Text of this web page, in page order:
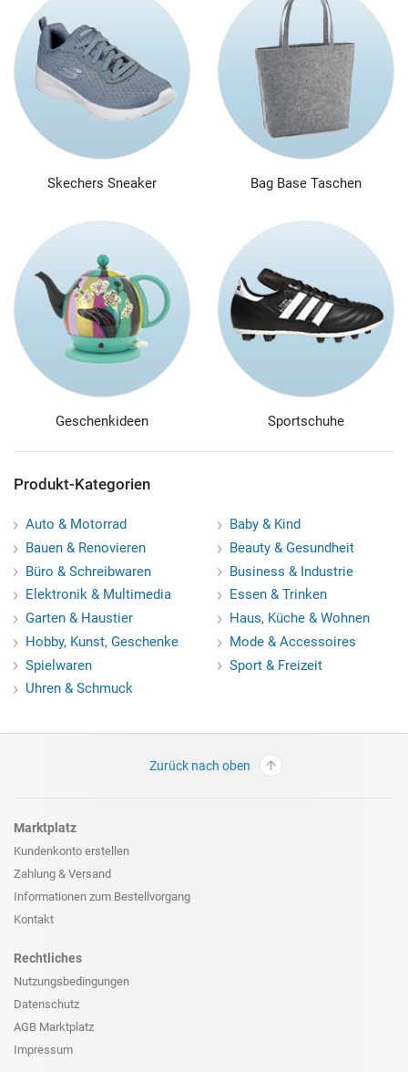
Skechers Sneaker Bag Base Taschen
Geschenkideen Sportschuhe
Produkt-Kategorien
Auto & Motorrad
Baby & Kind
Bauen & Renovieren
Beauty & Gesundheit
Büro & Schreibwaren
Business & Industrie
Elektronik & Multimedia
Essen & Trinken
Garten & Haustier
Haus, Küche & Wohnen
Hobby, Kunst, Geschenke
Mode & Accessoires
Spielwaren
Sport & Freizeit
Uhren & Schmuck
Zurück nach oben
Marktplatz
Kundenkonto erstellen
Zahlung & Versand
Informationen zum Bestellvorgang
Kontakt
Rechtliches
Nutzungsbedingungen
Datenschutz
AGB Marktplatz
Impressum